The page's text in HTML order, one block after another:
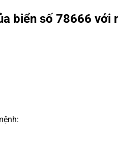
biển số 78666 với